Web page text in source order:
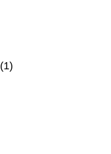
(1)